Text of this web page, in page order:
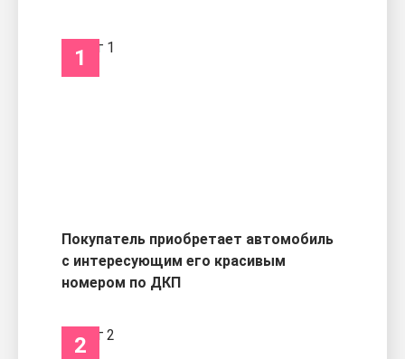
1
Покупатель приобретает автомобиль
с интересующим его красивым
номером по ДКП
2